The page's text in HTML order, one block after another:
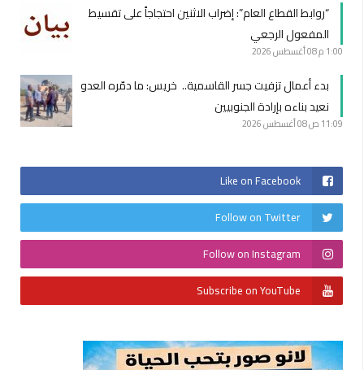
“روابط القطاع العام”: إضراب الاثنين احتجاجاً على تقسيط
المفعول الرجعي
1:00 م 08 أغسطس 2026
بدء أعمال تزفيت جسر القاسمية.. خريس: ما دمّره العدو
نعيد بناءه بإرادة الجنوبيين
11:09 ص 08 أغسطس 2026
Like on Facebook
Follow on Twitter
Follow on Instagram
Subscribe on YouTube